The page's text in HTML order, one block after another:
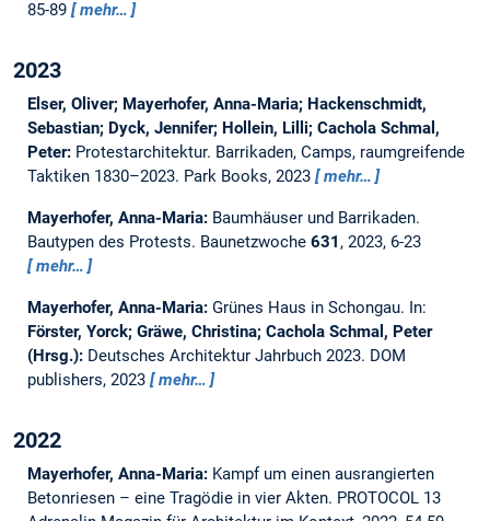
85-89
mehr…
2023
Elser, Oliver; Mayerhofer, Anna-Maria; Hackenschmidt,
Sebastian; Dyck, Jennifer; Hollein, Lilli; Cachola Schmal,
Peter: Protestarchitektur. Barrikaden, Camps, raumgreifende
Taktiken 1830–2023. Park Books, 2023 mehr…
Mayerhofer, Anna-Maria: Baumhäuser und Barrikaden.
Bautypen des Protests. Baunetzwoche 631 , 2023, 6-23
mehr…
Mayerhofer, Anna-Maria: Grünes Haus in Schongau. In:
Förster, Yorck; Gräwe, Christina; Cachola Schmal, Peter
(Hrsg.): Deutsches Architektur Jahrbuch 2023. DOM
publishers, 2023
mehr…
2022
Mayerhofer, Anna-Maria: Kampf um einen ausrangierten
Betonriesen – eine Tragödie in vier Akten. PROTOCOL 13